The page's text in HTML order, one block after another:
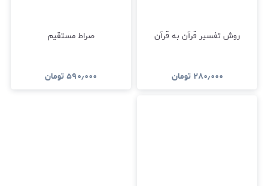
روش تفسیر قرآن به قرآن
۲۸۰٫۰۰۰ تومان
صراط مستقیم
۵۹۰٫۰۰۰تومان